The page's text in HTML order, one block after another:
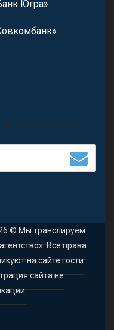
Югра»
и предложения.
© Мы транслируем
Все права
на сайте гости
сайта не